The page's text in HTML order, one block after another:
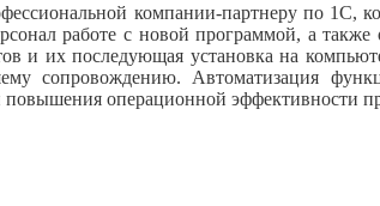
компании-партнеру по
работе с новой программой, а также
и их последующая установка на
сопровождению. Автоматизация
операционной эффективности